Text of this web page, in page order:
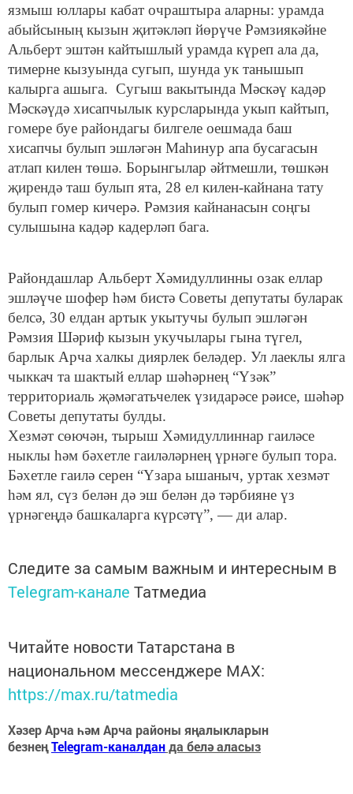
язмыш юллары кабат очраштыра аларны: урамда
абыйсының кызын җитәкләп йөрүче Рәмзиякәйне
Альберт эштән кайтышлый урамда күреп ала да,
тимерне кызуында сугып, шунда ук танышып
калырга ашыга. Сугыш вакытында Мәскәү кадәр
Мәскәүдә хисапчылык курсларында укып кайтып,
гомере буе райондагы билгеле оешмада баш
хисапчы булып эшләгән Маһинур апа бусагасын
атлап килен төшә. Борынгылар әйтмешли, төшкән
җирендә таш булып ята, 28 ел килен-кайнана тату
булып гомер кичерә. Рәмзия кайнанасын соңгы
сулышына кадәр кадерләп бага.
Райондашлар Альберт Хәмидуллинны озак еллар
эшләүче шофер һәм бистә Советы депутаты буларак
белсә, 30 елдан артык укытучы булып эшләгән
Рәмзия Шәриф кызын укучылары гына түгел,
барлык Арча халкы диярлек беләдер. Ул лаеклы ялга
чыккач та шактый еллар шәһәрнең “Үзәк”
территориаль җәмәгатьчелек үзидарәсе рәисе, шәһәр
Советы депутаты булды.
Хезмәт сөючән, тырыш Хәмидуллиннар гаиләсе
ныклы һәм бәхетле гаиләләрнең үрнәге булып тора.
Бәхетле гаилә серен “Үзара ышаныч, уртак хезмәт
һәм ял, сүз белән дә эш белән дә тәрбияне үз
үрнәгеңдә башкаларга күрсәтү”, — ди алар.
Следите за самым важным и интересным в
Telegram-канале Татмедиа
Читайте новости Татарстана в
национальном мессенджере MАХ:
https://max.ru/tatmedia
Хәзер Арча һәм Арча районы яңалыкларын
безнеңTelegram-каналданда белә аласыз